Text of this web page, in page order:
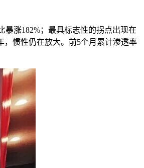
涨182%；最具标志性的拐点出现在
，惯性仍在放大。前5个月累计渗透率